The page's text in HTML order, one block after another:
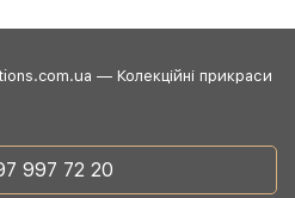
— Колекційні прикраси
997 72 20